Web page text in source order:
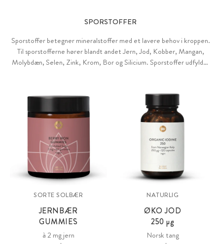
SPORSTOFFER
Sporstoffer betegner mineralstoffer med et lavere behov i kroppen.
Til sporstofferne hører blandt andet Jern, Jod, Kobber, Mangan,
Molybdæn, Selen, Zink, Krom, Bor og Silicium. Sporstoffer udfylder
SORTE SOLBÆR
JERNBÆR
GUMMIES
à 2 mg jern
NATURLIG
ØKO JOD
250 µg
Norsk tang